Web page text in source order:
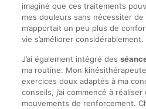
imaginé que ces traitements
mes douleurs sans nécessiter
m’apportait un peu plus de
vie s’améliorer considérablement.
J’ai également intégré des
ma routine. Mon
exercices doux adaptés à ma
conseils, j’ai commencé à
mouvements de renforcement.